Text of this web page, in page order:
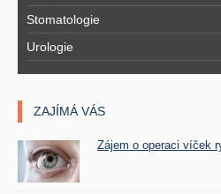
Stomatologie
Urologie
ZAJÍMÁ VÁS
Zájem o operaci víček